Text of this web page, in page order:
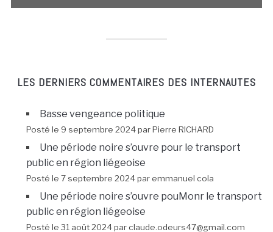
LES DERNIERS COMMENTAIRES DES INTERNAUTES
Basse vengeance politique
Posté le 9 septembre 2024 par Pierre RICHARD
Une période noire s’ouvre pour le transport
public en région liégeoise
Posté le 7 septembre 2024 par emmanuel cola
Une période noire s’ouvre pouMonr le transport
public en région liégeoise
Posté le 31 août 2024 par claude.odeurs47@gmail.com